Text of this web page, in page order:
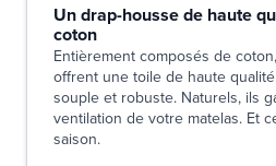
Un drap-housse de haute
coton
Entièrement composés de
offrent une toile de haute
souple et robuste. Naturels, ils
ventilation de votre matelas. Et
saison.